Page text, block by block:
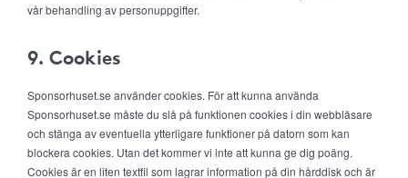
vår behandling av personuppgifter.
9. Cookies
Sponsorhuset.se använder cookies. För att kunna använda
Sponsorhuset.se måste du slå på funktionen cookies i din webbläsare
och stänga av eventuella ytterligare funktioner på datorn som kan
blockera cookies. Utan det kommer vi inte att kunna ge dig poäng.
Cookies är en liten textfil som lagrar information på din hårddisk och är